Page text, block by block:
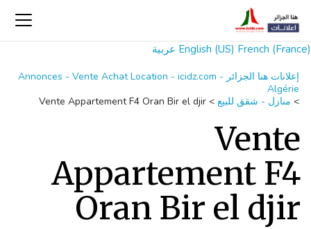
English (US) French (France) عربية
إعلانات هنا الجزائر Annonces - Vente Achat Location - icidz.com -
Algérie
> منازل - شقق للبيع >
Vente Appartement F4 Oran Bir el djir
Vente
Appartement F4
Oran Bir el djir